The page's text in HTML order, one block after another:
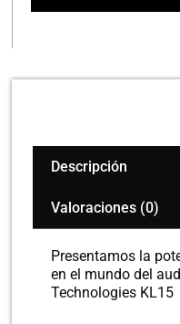
Descripción
Valoraciones (0)
Presentamos la
en el mundo del
Technologies KL15